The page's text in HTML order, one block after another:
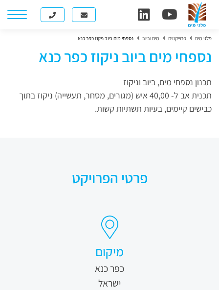
פלגי מים פרוייקטים מים וביוב נספחי מים ביוב ניקוז כפר כנא
נספחי מים ביוב ניקוז כפר כנא
תכנון נספחי מים, ביוב וניקוז
תכנית אב ל- 40,00 איש (מגורים, מסחר, תעשייה) ניקוז בתוך
כבישים קיימים, בעיות תשתיות קשות.
פרטי הפרויקט
מיקום
כפר כנא
ישראל